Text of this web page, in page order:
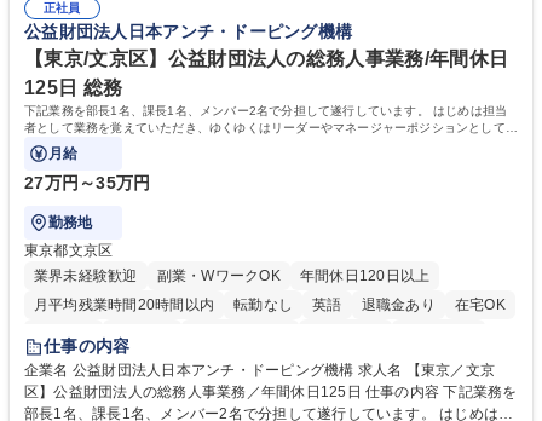
道路施設や道路工事現場の見学ツアー事業 ※入社後は上記いずれかの部門
へ配属。※業務内容変更の範囲：会社の定める業務 募集職種 【都庁グル
ープ】総合職（事務）◇残業月平均9時間未満／有給年平均16日取得
部門など多岐に渡る業務を経験できます。 ■様々なプロジェクト：駐車場
事業の他、新宿駅西口広場内に設置された照明を兼ねた広告「ブライトサ
イン」の管理運営を行うなど、事業収益を生み出す活動を積極的に行って
います。 学歴・資格 学歴：大学院 大学 高専 短大 専修学校 高校 語学力：
資格：
正社員
公益財団法人日本アンチ・ドーピング機構
【東京/文京区】公益財団法人の総務人事業務/年間休日
125日 総務
下記業務を部長1名、課長1名、メンバー2名で分担して遂行しています。 はじめは担当
者として業務を覚えていただき、ゆくゆくはリーダーやマネージャーポジションとして活
躍いただくことを期待しています。
月給
27万円～35万円
勤務地
東京都文京区
業界未経験歓迎
副業・WワークOK
年間休日120日以上
月平均残業時間20時間以内
転勤なし 英語 退職金あり
在宅OK
賞与あり
育休あり
食事補助あり
仕事の内容
企業名 公益財団法人日本アンチ・ドーピング機構 求人名 【東京／文京
区】公益財団法人の総務人事業務／年間休日125日 仕事の内容 下記業務を
部長1名、課長1名、メンバー2名で分担して遂行しています。 はじめは担